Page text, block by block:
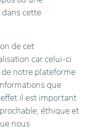
cette
de cet
car celui-ci
de notre plateforme
que
il est important
éthique et
nous